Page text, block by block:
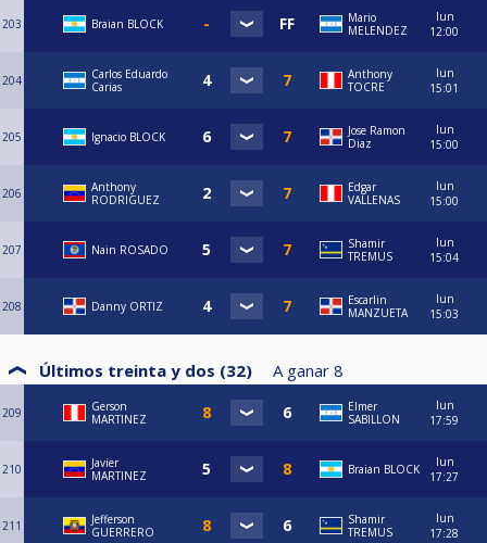
203 Braian BLOCK
Mario
MELENDEZ
lun
12:00
204
Carlos Eduardo
Carias
Anthony
TOCRE
lun
15:01
205 Ignacio BLOCK
Jose Ramon
Diaz
lun
15:00
206
Anthony
RODRIGUEZ
Edgar
VALLENAS
lun
15:00
207 Nain ROSADO
Shamir
TREMUS
lun
15:04
208 Danny ORTIZ
Escarlin
MANZUETA
lun
15:03
Últimos treinta y dos (32) A ganar 8
209
Gerson
MARTINEZ
Elmer
SABILLON
lun
17:59
210
Javier
MARTINEZ
Braian BLOCK
lun
17:27
211
Jefferson
GUERRERO
Shamir
TREMUS
lun
17:28